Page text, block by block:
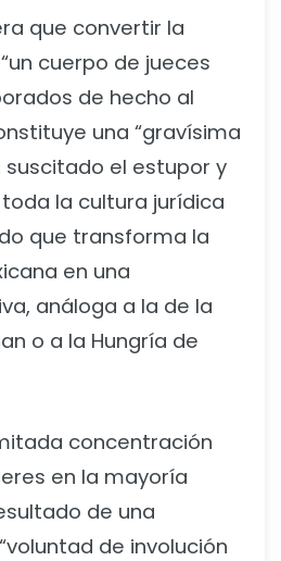
que convertir la
cuerpo de jueces
de hecho al
una “gravísima
suscitado el estupor y
la cultura jurídica
que transforma la
en una
análoga a la de la
o a la Hungría de
concentración
en la mayoría
de una
de involución